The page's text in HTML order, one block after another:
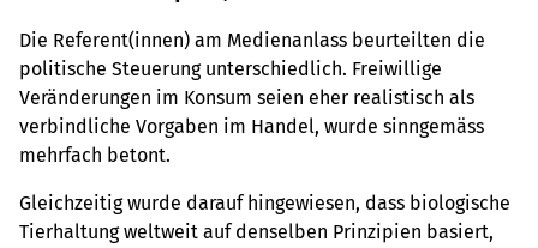
Die Referent(innen) am Medienanlass beurteilten die
politische Steuerung unterschiedlich. Freiwillige
Veränderungen im Konsum seien eher realistisch als
verbindliche Vorgaben im Handel, wurde sinngemäss
mehrfach betont.
Gleichzeitig wurde darauf hingewiesen, dass biologische
Tierhaltung weltweit auf denselben Prinzipien basiert,